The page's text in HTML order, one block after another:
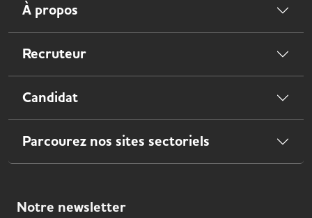
À propos
Recruteur
Candidat
Parcourez nos sites sectoriels
Notre newsletter